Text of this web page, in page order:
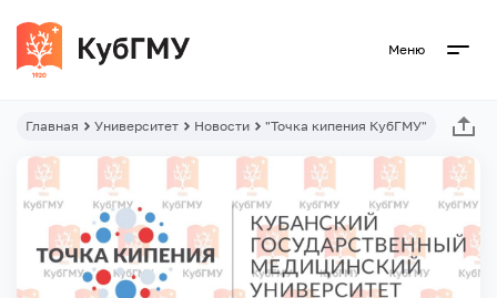
Меню
Главная Университет Новости "Точка кипения КубГМУ"